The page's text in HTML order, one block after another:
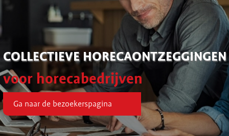
COLLECTIEVE HORECAONTZEGGINGEN
voor horecabedrijven
Ga naar de bezoekerspagina